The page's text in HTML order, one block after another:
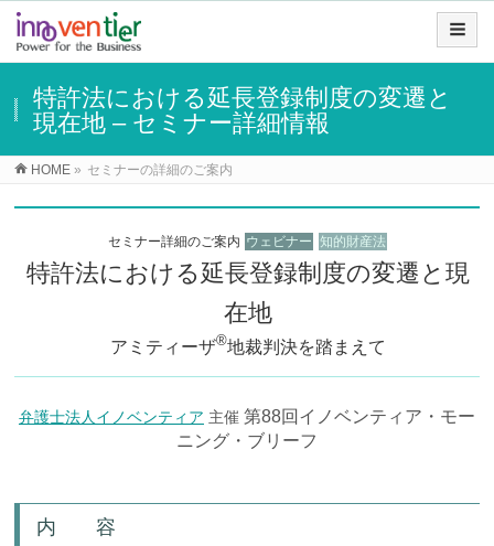
特許法における延長登録制度の変遷と
現在地 – セミナー詳細情報
HOME » セミナーの詳細のご案内
セミナー詳細のご案内 ウェビナー 知的財産法
特許法における延長登録制度の変遷と現
在地
アミティーザ®地裁判決を踏まえて
弁護士法人イノベンティア 主催 第88回イノベンティア・モー
ニング・ブリーフ
内 容